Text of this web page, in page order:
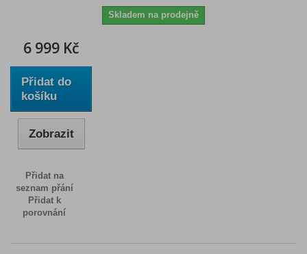
Skladem na prodejně
6 999 Kč
Přidat do
košíku
Zobrazit
Přidat na
seznam přání
Přidat k
porovnání